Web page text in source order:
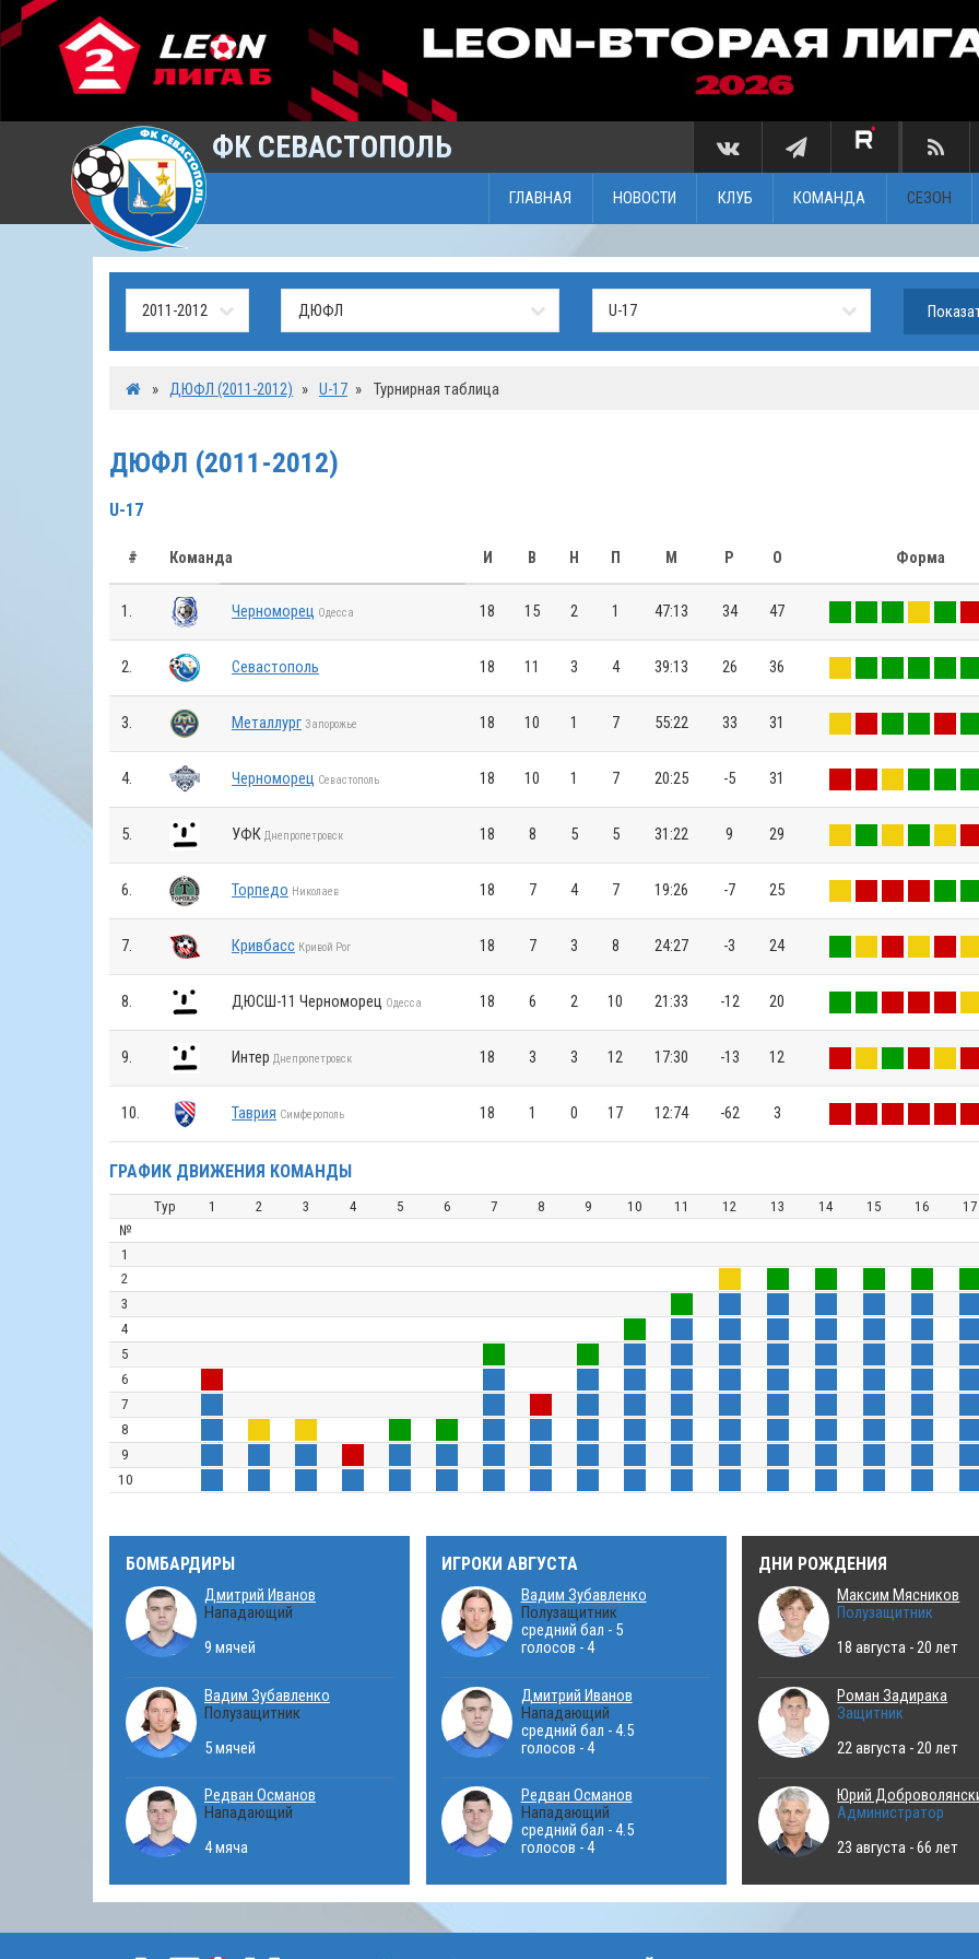
ФК СЕВАСТОПОЛЬ
ГЛАВНАЯ НОВОСТИ КЛУБ КОМАНДА СЕЗОН
» ДЮФЛ (2011-2012) » U-17 » Турнирная таблица
ДЮФЛ (2011-2012)
U-17
# Команда И В Н П М Р О Форма
1. Черноморец Одесса 18 15 2 1 47:13 34 47
2. Севастополь 18 11 3 4 39:13 26 36
3. Металлург Запорожье 18 10 1 7 55:22 33 31
4. Черноморец Севастополь 18 10 1 7 20:25 -5 31
5. УФК Днепропетровск 18 8 5 5 31:22 9 29
6. Торпедо Николаев 18 7 4 7 19:26 -7 25
7. Кривбасс Кривой Рог 18 7 3 8 24:27 -3 24
8. ДЮСШ-11 Черноморец Одесса 18 6 2 10 21:33 -12 20
9. Интер Днепропетровск 18 3 3 12 17:30 -13 12
10. Таврия Симферополь 18 1 0 17 12:74 -62 3
ГРАФИК ДВИЖЕНИЯ КОМАНДЫ
Тур 1 2 3 4 5 6 7 8 9 10 11 12 13 14 15 16
17
№
1
2
3
4
5
6
7
8
9
10
БОМБАРДИРЫ
Дмитрий Иванов
Нападающий
9 мячей
Вадим Зубавленко
Полузащитник
5 мячей
Редван Османов
Нападающий
4 мяча
ИГРОКИ АВГУСТА
Вадим Зубавленко
Полузащитник
средний бал - 5
голосов - 4
Дмитрий Иванов
Нападающий
средний бал - 4.5
голосов - 4
Редван Османов
Нападающий
средний бал - 4.5
голосов - 4
ДНИ РОЖДЕНИЯ
Максим Мясников
Полузащитник
18 августа - 20 лет
Роман Задирака
Защитник
22 августа - 20 лет
Юрий
Администратор
23 августа - 66 лет